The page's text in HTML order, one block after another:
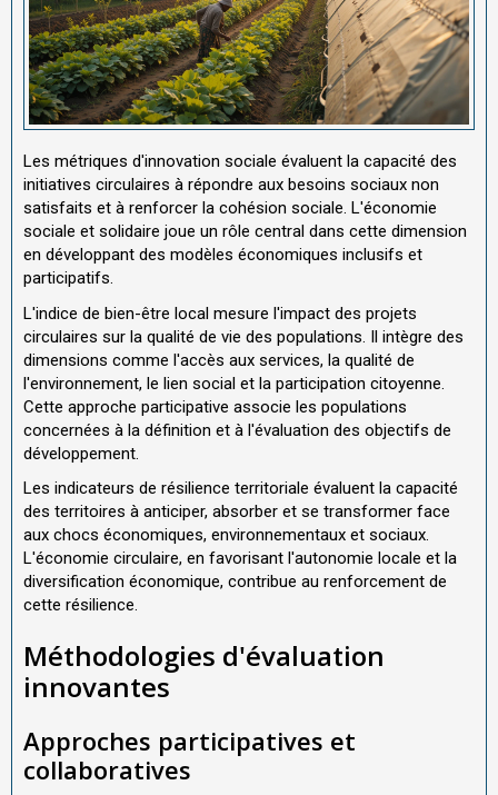
Les métriques d'innovation sociale évaluent la capacité des
initiatives circulaires à répondre aux besoins sociaux non
satisfaits et à renforcer la cohésion sociale. L'économie
sociale et solidaire joue un rôle central dans cette dimension
en développant des modèles économiques inclusifs et
participatifs.
L'indice de bien-être local mesure l'impact des projets
circulaires sur la qualité de vie des populations. Il intègre des
dimensions comme l'accès aux services, la qualité de
l'environnement, le lien social et la participation citoyenne.
Cette approche participative associe les populations
concernées à la définition et à l'évaluation des objectifs de
développement.
Les indicateurs de résilience territoriale évaluent la capacité
des territoires à anticiper, absorber et se transformer face
aux chocs économiques, environnementaux et sociaux.
L'économie circulaire, en favorisant l'autonomie locale et la
diversification économique, contribue au renforcement de
cette résilience.
Méthodologies d'évaluation
innovantes
Approches participatives et
collaboratives